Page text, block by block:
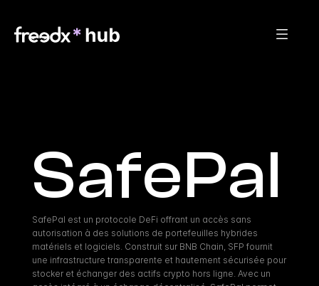
SafePal
SafePal est un protocole DeFi offrant un accès sans
autorisation à des solutions de portefeuilles hybrides
matériels et logiciels. Construit sur BNB Chain, SFP fournit
une infrastructure transparente et hautement sécurisée pour
stocker et échanger des actifs crypto hors ligne. Avec un